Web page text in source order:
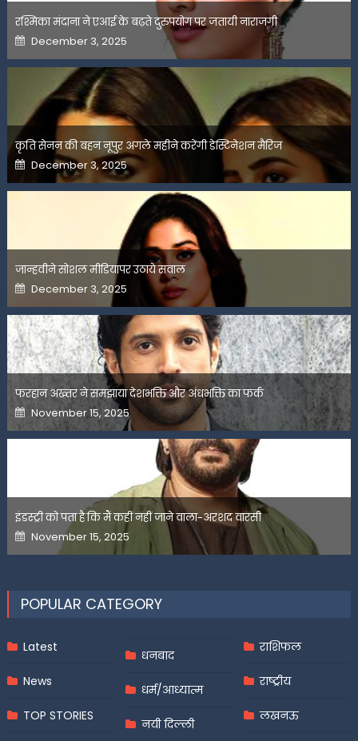
रश्मिका मंदाना ने एआई के बढ़ते दुरुपयोग पर जतायी नाराजगी
Posted
on
December 3, 2025
कृति सेनन की बहन नूपुर अगले महीने करेंगी डेस्टिनेशन मैरिज
Posted
on
December 3, 2025
जान्हवीने सोशल मीडियापर उठाये सवाल
Posted
on
December 3, 2025
फरहान अख्तर ने समझाया देशभक्ति और अंधभक्ति का फर्क
Posted
on
November 15, 2025
इंडस्ट्री को पता है कि मैं कहीं नहीं जाने वाला-अरशद वारसी
Posted
on
November 15, 2025
POPULAR CATEGORY
Latest
News
TOP STORIES
धनबाद
धर्म/आध्यात्म
नयी दिल्ली
राशिफल
राष्ट्रीय
लखनऊ